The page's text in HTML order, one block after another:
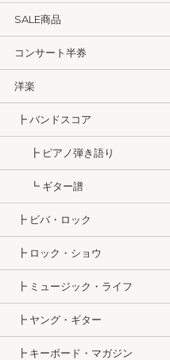
SALE商品
コンサート半券
洋楽
┣ バンドスコア
┣ ピアノ弾き語り
┗ ギター譜
┣ ビバ・ロック
┣ ロック・ショウ
┣ ミュージック・ライフ
┣ ヤング・ギター
┣ キーボード・マガジン